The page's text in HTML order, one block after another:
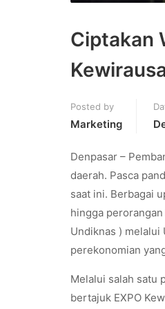
Ciptakan
Posted by
Marketing
Denpasar –
daerah. Pasca
saat ini. Berbagai
hingga
Undiknas ) melalui
perekonomian
Melalui salah satu
bertajuk EXPO